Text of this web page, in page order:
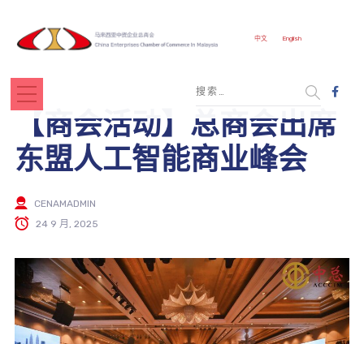
中文 English
【商会活动】总商会出席
东盟人工智能商业峰会
CENAMADMIN
24 9 月, 2025